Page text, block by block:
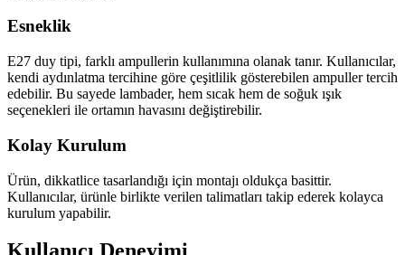
Esneklik
E27 duy tipi, farklı ampullerin kullanımına olanak tanır. Kullanıcılar,
kendi aydınlatma tercihine göre çeşitlilik gösterebilen ampuller tercih
edebilir. Bu sayede lambader, hem sıcak hem de soğuk ışık
seçenekleri ile ortamın havasını değiştirebilir.
Kolay Kurulum
Ürün, dikkatlice tasarlandığı için montajı oldukça basittir.
Kullanıcılar, ürünle birlikte verilen talimatları takip ederek kolayca
kurulum yapabilir.